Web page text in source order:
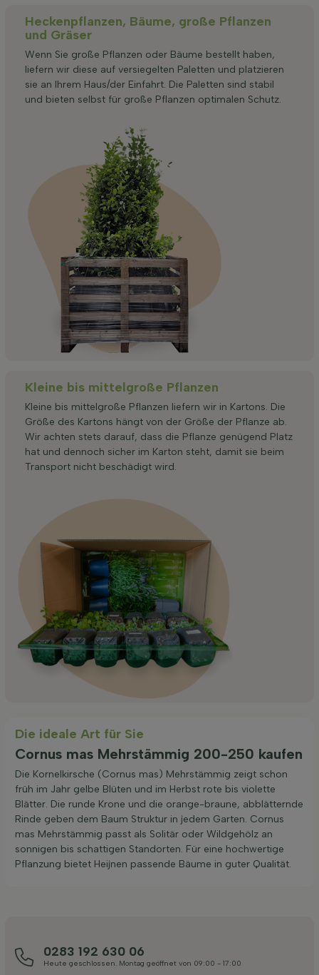
Heckenpflanzen, Bäume, große Pflanzen
und Gräser
Wenn Sie große Pflanzen oder Bäume bestellt haben,
liefern wir diese auf versiegelten Paletten und platzieren
sie an Ihrem Haus/der Einfahrt. Die Paletten sind stabil
und bieten selbst für große Pflanzen optimalen Schutz.
Kleine bis mittelgroße Pflanzen
Kleine bis mittelgroße Pflanzen liefern wir in Kartons. Die
Größe des Kartons hängt von der Größe der Pflanze ab.
Wir achten stets darauf, dass die Pflanze genügend Platz
hat und dennoch sicher im Karton steht, damit sie beim
Transport nicht beschädigt wird.
Die ideale Art für Sie
Cornus mas Mehrstämmig 200-250 kaufen
Die Kornelkirsche (Cornus mas) Mehrstämmig zeigt schon
früh im Jahr gelbe Blüten und im Herbst rote bis violette
Blätter. Die runde Krone und die orange-braune, abblätternde
Rinde geben dem Baum Struktur in jedem Garten. Cornus
mas Mehrstämmig passt als Solitär oder Wildgehölz an
sonnigen bis schattigen Standorten. Für eine hochwertige
Pflanzung bietet Heijnen passende Bäume in guter Qualität.
0283 192 630 06
Heute geschlossen. Montag geöffnet von 09:00 - 17:00